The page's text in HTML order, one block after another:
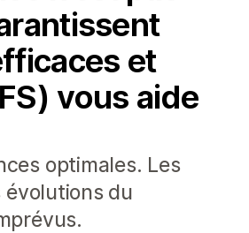
et
vous aide
optimales. Les
du